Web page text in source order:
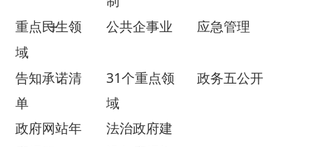
政府网站年
法治政府建
政府信息公开年报
依 申 请公 开